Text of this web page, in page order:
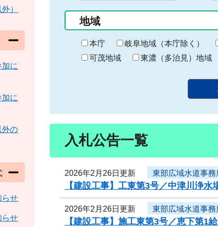
の
始
ま
り
り
地域
本庁 岐阜地域（本庁除く）
可茂地域
東濃（多治見）地域
入札公告一覧
2026年2月26日更新 東部広域水道事務
【建設工事】工東第3号／中津川浄水
2026年2月26日更新 東部広域水道事務
【建設工事】施工東第3号／恵下第1
）
に
に
外の
らせ
らせ